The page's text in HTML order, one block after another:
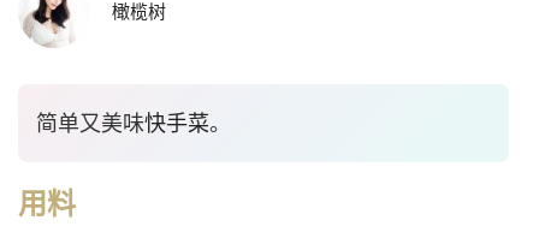
橄榄树
简单又美味快手菜。
用料